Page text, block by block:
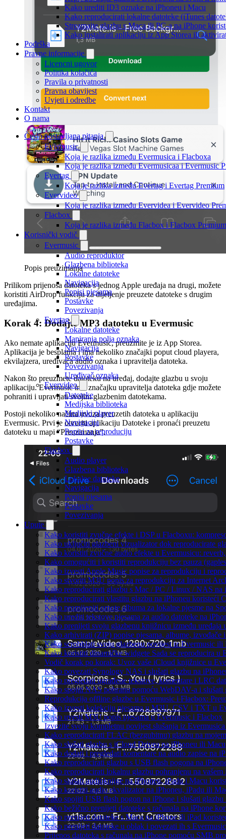
Kako urediti ID3 oznake na iPhoneu i Macu
Kako reproducirati lokalne datoteke (iTunes
Streamajte glazbu s Maca ili PC-a na iPhone
Kako instalirati aplikaciju iz App Storea ili
Podrška
Pravne informacije
Licencni ugovor
Politika kolačića
Pravila o privatnosti
Pravna obavijest
Uvjeti i odredbe
Kontakt
O nama
Često postavljana pitanja
Evermusic
Koja je razlika između Evermusica i Flacboxa
Koja je razlika između Evermusicaa i Evermusic
Evertag
Koja je razlika između Evertag i Evertag Premium
Evervideo
Koja je razlika između Evervidea i Evervideo
Flacbox
Koja je razlika između Flacbox i Flacbox
Korisnički vodič
Evermusic
Audio reproduktor
Glazbena biblioteka
Lokalne datoteke
Navigacija
Popisi pjesama
Postavke
Povezivanja
Evertag
Lokalne datoteke
Mapiranja polja oznaka
Navigacija
Postavke
Povezivanja
Uređivač oznaka
Evervideo
Datoteke
Medijska biblioteka
Medijski player
Navigacija
Popisi za reproduciju
Postavke
Flacbox
Audio player
Glazbena biblioteka
Lokalne datoteke
Navigacija
Popisi pjesama
Postavke
Povezivanja
Upute
Kako koristiti zvučne efekte i DSP u Flacboxu:
Kako uključiti glazbeni vizualizator dok reproducirate
Kako koristiti zvučne audio efekte u Evermusicu:
Kako omogućiti i koristiti reprodukciju bez pauza
Kako izvesti Apple Music popise za reprodukciju i
Kako stvoriti M3U popis za reprodukciju za Internet
Kako reproducirati glazbu s Mac / PC / Linux / NAS
Kako reproducirati vlastitu glazbu na iPhoneu koristeći
Kako promijeniti omote albuma za lokalne pjesme na
Kako urediti tekstove pjesama za audio datoteke na
Kako prenijeti svoju glazbenu knjižnicu između uređaja
Kako arhivirati (ZIP) popise pjesama, albume,
Kako scrobblati svoju glazbenu povijest iz Evermusic ili
Kako koristiti dinamičke widgete Sada se reproducira u
Vodič korak po korak: Uvoz vaše iCloud knjižnice u
Kako povezati Synology NAS i slušati glazbu na
Kako pregledati ugrađene tekstove, komentare i LRC
Kako spojiti NAS pohranu pomoću WebDAV-a i slušati
Reprodukcija offline glazbe u Evermusic i Flacbox:
Kako izvesti kolekciju pjesama u M3U, CSV i TXT u
Kako uvesti M3U popis pjesama u Evermusic i Flacbox
Izvezite svoju kompletnu povijest slušanja iz
Kako reproducirati FLAC (bezgubitnu) glazbu na
Kako slušati glazbu s iCloud Drivea na iPhoneu ili Macu
Kako dodati i pregledati komentare na audio zapise na
Kako reproducirati glazbu s USB flash pogona na
Kako reproducirati lokalnu glazbu pohranjenu na
Kako slušati audioknjige na iPhoneu, iPadu i Macu
Kako koristiti audio ekvalizator na iPhoneu, iPadu ili
Kako spojiti USB flash pogon na iPhone i slušati
Kako bežično prenijeti datoteke s računala na iPhone
Kako prenijeti datoteke s Maca na iPhone ili iPad
Kako prenijeti datoteke u oblak i povezati ih s
Prijenos datoteka s računala na iPhone pomoću SMB
Popis preuzimanja
Prilikom prijenosa datoteka s jednog Apple uređaja na drugi, možete
koristiti AirDrop funkciju za dijeljenje preuzete datoteke s drugim
uređajima.
Korak 4: Dodajte MP3 datoteku u Evermusic
Ako nemate aplikaciju Evermusic, preuzmite je iz App Storea.
Aplikacija je besplatna i ima nekoliko značajki poput cloud playera,
ekvilajzera, uređivača audio oznaka i upravitelja datoteka.
Nakon što preuzmete datoteku na uređaj, dodajte glazbu u svoju
aplikaciju. Evermusic ima značajku upravitelja datoteka gdje možete
pohraniti i upravljati svojim glazbenim datotekama.
Postoji nekoliko načina uvoza preuzetih datoteka u aplikaciju
Evermusic. Prvi je otvoriti aplikaciju Datoteke i pronaći preuzetu
datoteku u mapi “Preuzimanja”.